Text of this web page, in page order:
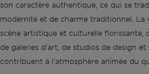
son caractère authentique, ce qui se
modernité et de charme traditionnel. La
scène artistique et culturelle florissante,
de galeries d'art, de studios de design
contribuent à l'atmosphère animée du